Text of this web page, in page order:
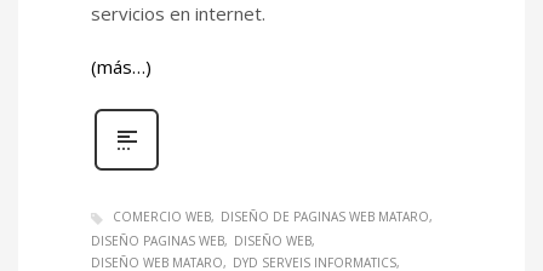
servicios en internet.
(más…)
COMERCIO WEB
DISEÑO DE PAGINAS WEB MATARO
DISEÑO PAGINAS WEB
DISEÑO WEB
DISEÑO WEB MATARO
DYD SERVEIS INFORMATICS